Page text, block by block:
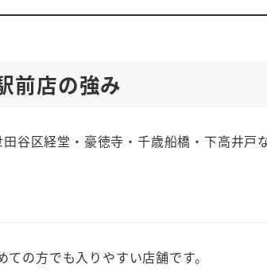
前店の強み
谷区経堂・豪徳寺・千歳船橋・下高井戸
ての方でも入りやすい店舗です。